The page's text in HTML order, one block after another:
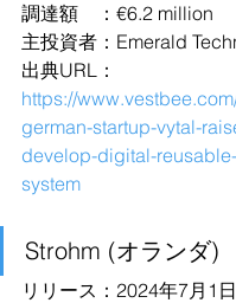
調達額　：€6.2 million
主投資者：Emerald
出典URL：
https://
german-startup-vytal-
develop-digital-
system
Strohm (オランダ)
リリース：2024年7月1日